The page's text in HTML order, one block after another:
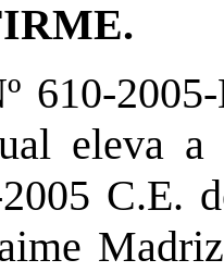
610-
eleva a
C.E.